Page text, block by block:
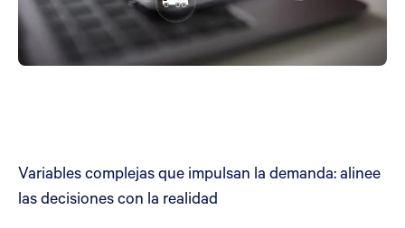
Variables complejas que impulsan la demanda: alinee
las decisiones con la realidad